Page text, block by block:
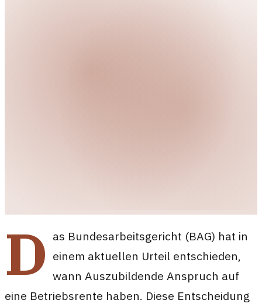
D as Bundesarbeitsgericht (BAG) hat in
einem aktuellen Urteil entschieden,
wann Auszubildende Anspruch auf
eine Betriebsrente haben. Diese Entscheidung